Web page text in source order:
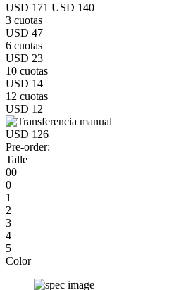
USD 171 USD 140
3 cuotas
USD 47
6 cuotas
USD 23
10 cuotas
USD 14
12 cuotas
USD 12
USD 126
Pre-order:
Talle
00
0
1
2
3
4
5
Color